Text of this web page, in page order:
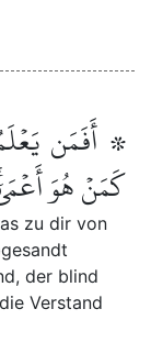
۞ أَفَمَن
كَمَنۡ هُوَ
zu dir von
der blind
Verstand